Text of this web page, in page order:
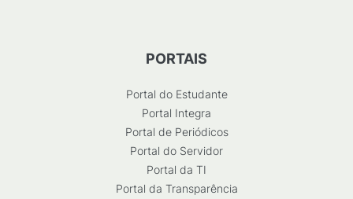
PORTAIS
Portal do Estudante
Portal Integra
Portal de Periódicos
Portal do Servidor
Portal da TI
Portal da Transparência